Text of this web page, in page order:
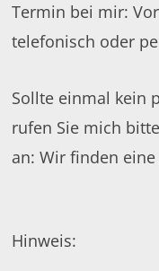
Termin bei mir:
telefonisch oder
Sollte einmal kein
rufen Sie mich
an: Wir finden eine
Hinweis: